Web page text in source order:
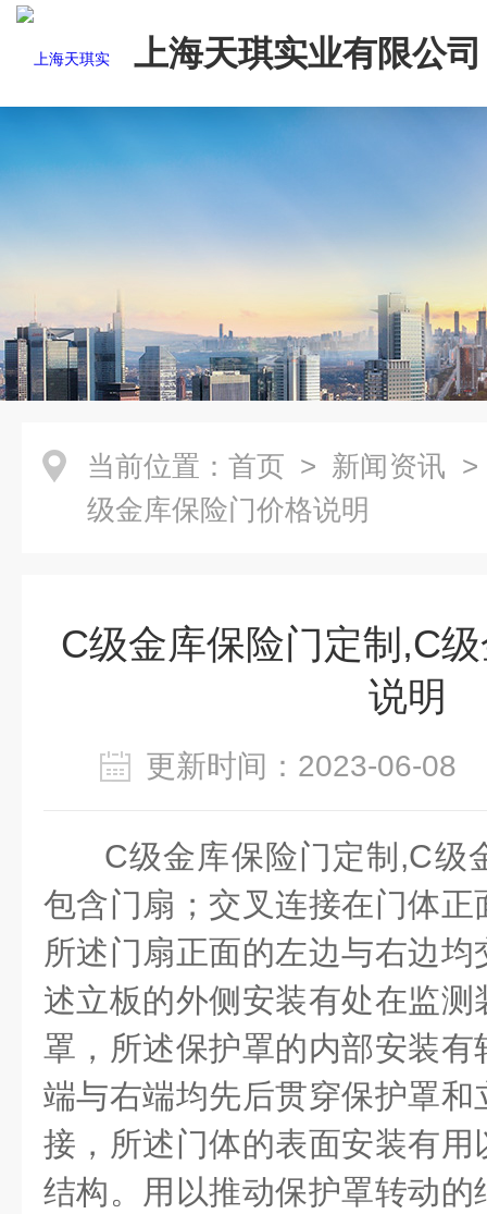
上海天琪实业有限公司
当前位置： 首页 > 新闻资讯 >
级金库保险门价格说明
C级金库保险门定制,C
说明
更新时间：2023-06-
C级金库保险门定制 ,C级
包含门扇；交叉连接在门体
所述门扇正面的左边与右边
述立板的外侧安装有处在监
罩，所述保护罩的内部安装
端与右端均先后贯穿保护罩
接，所述门体的表面安装有
结构。用以推动保护罩转动